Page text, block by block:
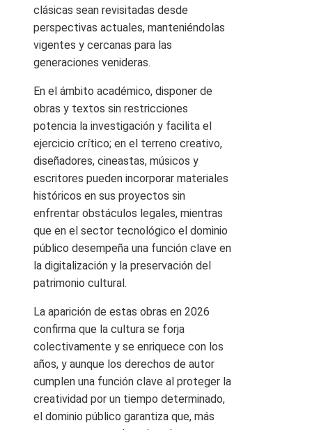
clásicas sean revisitadas desde
perspectivas actuales, manteniéndolas
vigentes y cercanas para las
generaciones venideras.
En el ámbito académico, disponer de
obras y textos sin restricciones
potencia la investigación y facilita el
ejercicio crítico; en el terreno creativo,
diseñadores, cineastas, músicos y
escritores pueden incorporar materiales
históricos en sus proyectos sin
enfrentar obstáculos legales, mientras
que en el sector tecnológico el dominio
público desempeña una función clave en
la digitalización y la preservación del
patrimonio cultural.
La aparición de estas obras en 2026
confirma que la cultura se forja
colectivamente y se enriquece con los
años, y aunque los derechos de autor
cumplen una función clave al proteger la
creatividad por un tiempo determinado,
el dominio público garantiza que, más